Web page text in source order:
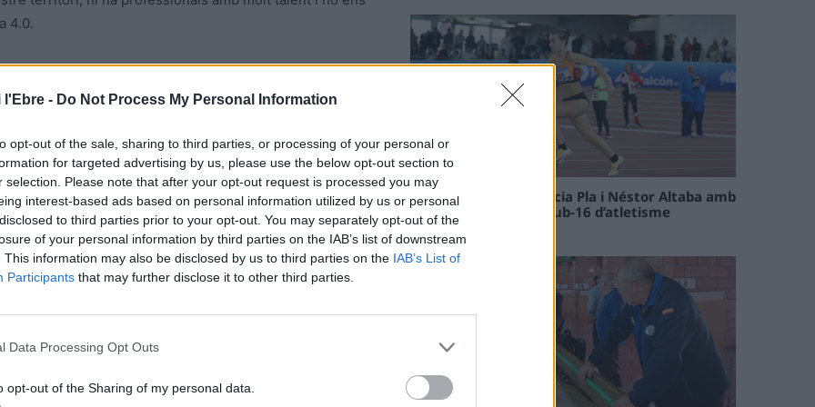
l'Ebre - Do Not Process My Personal Information
opt-out of the sale, sharing to third parties, or processing of your personal or
for targeted advertising by us, please use the below opt-out section to
selection. Please note that after your opt-out request is processed you may
interest-based ads based on personal information utilized by us or personal
to third parties prior to your opt-out. You may separately opt-out of the
of your personal information by third parties on the IAB’s list of downstream
This information may also be disclosed by us to third parties on the IAB’s List of
Participants that may further disclose it to other third parties.
Data Processing Opt Outs
opt-out of the Sharing of my personal data.
4.0.
viàries per a les Terres de l’Ebre?
Jana-El Perelló, i s’està demostrant que desviar el
Prioritzarem esta via de comunicació i continuarem
bàsiques per al desenvolupament i competitivitat de
cameral els municipis de la Terra Alta i la
d’estes comarques. Des de la creació de la
la situació cameral actual va en contra de la
que són els receptors dels serveis públics.
ebrenc té una forta vinculació sentimental
ha estat, és i lluitarem perquè així siga, vida i
Paula Sintorres, Patrícia Pla i Néstor Altaba amb
la selecció catalana sub-16 d’atletisme
08 maig 2026